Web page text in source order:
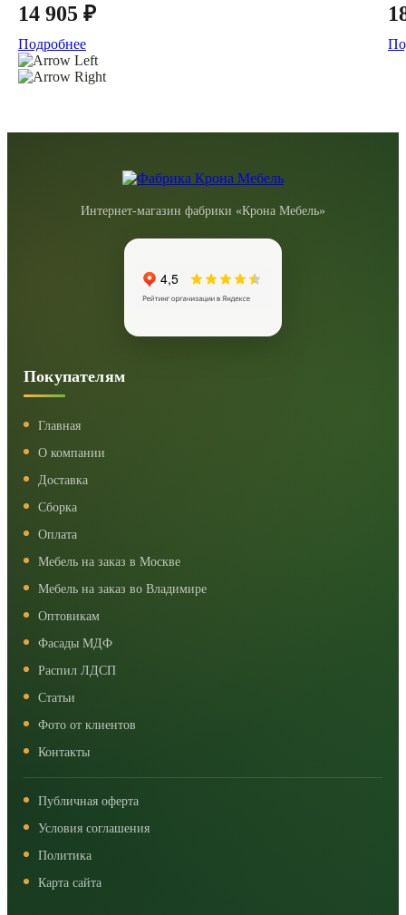
14 905 ₽
Подробнее
Интернет-магазин фабрики «Крона Мебель»
Покупателям
Главная
О компании
Доставка
Сборка
Оплата
Мебель на заказ в Москве
Мебель на заказ во Владимире
Оптовикам
Фасады МДФ
Распил ЛДСП
Статьи
Фото от клиентов
Контакты
Публичная оферта
Условия соглашения
Политика
Карта сайта